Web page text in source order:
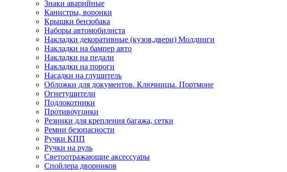
Знаки аварийные
Канистры, воронки
Крышки бензобака
Наборы автомобилиста
Накладки декоративные (кузов,двери) Молдинги
Накладки на бампер авто
Накладки на педали
Накладки на пороги
Насадки на глушитель
Обложки для документов. Ключницы. Портмоне
Огнетушители
Подлокотники
Противоугонки
Резинки для крепления багажа, сетки
Ремни безопасности
Ручки КПП
Ручки на руль
Светоотражающие аксессуары
Спойлера дворников